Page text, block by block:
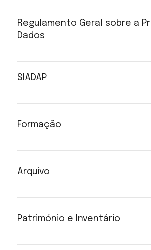
Regulamento Geral sobre a
Dados
SIADAP
Formação
Arquivo
Património e Inventário